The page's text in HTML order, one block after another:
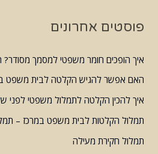
פוסטים אחרונים
איך הופכים חומר משפטי למסמך מסודר?
האם אפשר להגיש הקלטה לבית משפט
איך להכין הקלטה לתמלול משפטי לפני
תמלול הקלטות לבית משפט במרכז –
תמלול חקירת מעילה